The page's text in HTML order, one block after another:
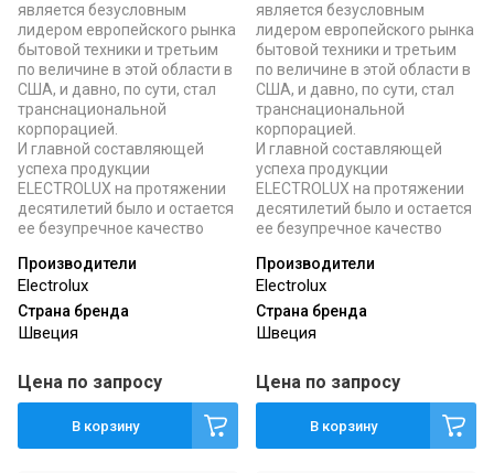
является безусловным
лидером европейского рынка
бытовой техники и третьим
по величине в этой области в
США, и давно, по сути, стал
транснациональной
корпорацией.
И главной составляющей
успеха продукции
ELECTROLUX на протяжении
десятилетий было и остается
ее безупречное качество
Производители
Electrolux
Страна бренда
Швеция
Цена по запросу
В корзину
является безусловным
лидером европейского рынка
бытовой техники и третьим
по величине в этой области в
США, и давно, по сути, стал
транснациональной
корпорацией.
И главной составляющей
успеха продукции
ELECTROLUX на протяжении
десятилетий было и остается
ее безупречное качество
Производители
Electrolux
Страна бренда
Швеция
Цена по запросу
В корзину